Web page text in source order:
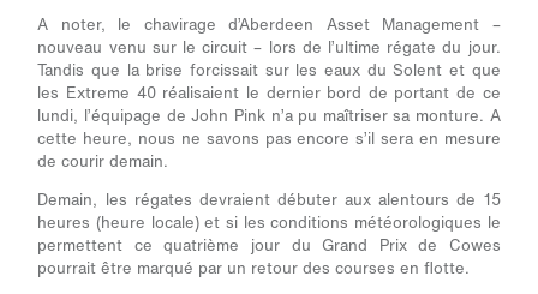
A noter, le chavirage d’Aberdeen Asset Management –
nouveau venu sur le circuit – lors de l’ultime régate du jour.
Tandis que la brise forcissait sur les eaux du Solent et que
les Extreme 40 réalisaient le dernier bord de portant de ce
lundi, l’équipage de John Pink n’a pu maîtriser sa monture. A
cette heure, nous ne savons pas encore s’il sera en mesure
de courir demain.
Demain, les régates devraient débuter aux alentours de 15
heures (heure locale) et si les conditions météorologiques le
permettent ce quatrième jour du Grand Prix de Cowes
pourrait être marqué par un retour des courses en flotte.